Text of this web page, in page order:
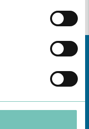
através
saúde CUF